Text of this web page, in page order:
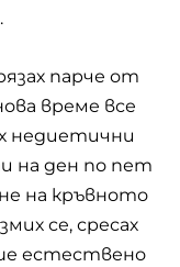
парче от
време все
недиетични
на ден по пет
на кръвното
се, сресах
естествено